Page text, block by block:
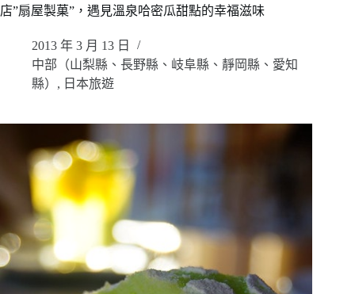
店”扇屋製菓”，遇見溫泉哈密瓜甜點的幸福滋味
2013 年 3 月 13 日
中部（山梨縣、長野縣、岐阜縣、靜岡縣、愛知
縣） , 日本旅遊